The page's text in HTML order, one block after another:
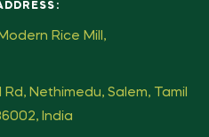
Rice Mill,
Nethimedu, Salem, Tamil
India